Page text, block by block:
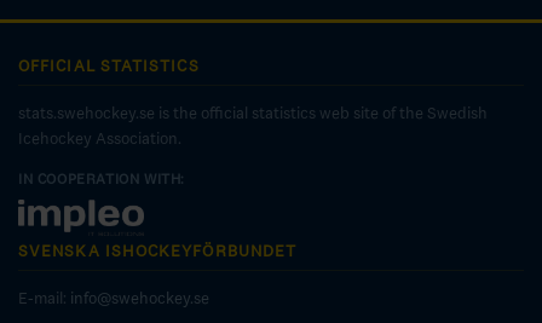
OFFICIAL STATISTICS
stats.swehockey.se is the official statistics web site of the Swedish
Icehockey Association.
IN COOPERATION WITH:
SVENSKA ISHOCKEYFÖRBUNDET
E-mail: info@swehockey.se